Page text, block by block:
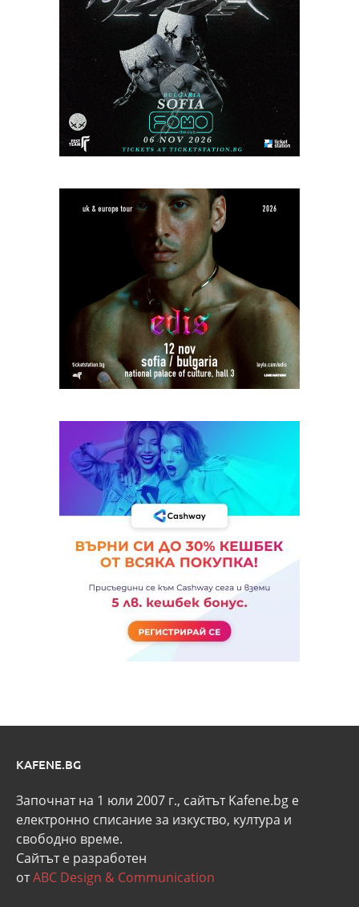
KAFENE.BG
Започнат на 1 юли 2007 г., сайтът Kafene.bg e
eлектронно списание за изкуство, култура и
свободно време.
Сайтът е разработен
отABC Design & Communication